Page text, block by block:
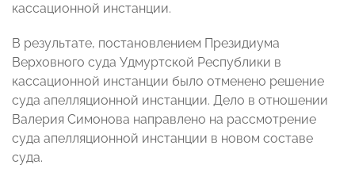
кассационной инстанции.
В результате, постановлением Президиума
Верховного суда Удмуртской Республики в
кассационной инстанции было отменено решение
суда апелляционной инстанции. Дело в отношении
Валерия Симонова направлено на рассмотрение
суда апелляционной инстанции в новом составе
суда.